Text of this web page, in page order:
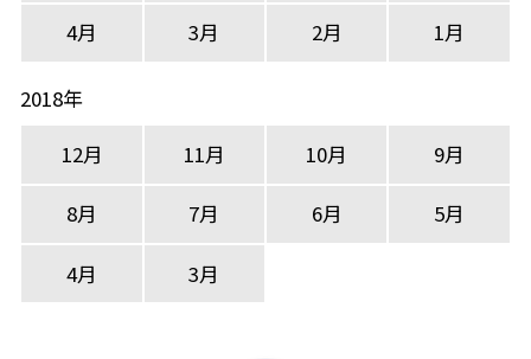
4月 3月 2月 1月
2018年
12月
11月 10月 9月
8月 7月 6月 5月
4月 3月